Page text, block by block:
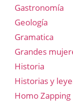
Gastronomía
Geología
Gramatica
Grandes
Historia
Historias y
Homo Zapping